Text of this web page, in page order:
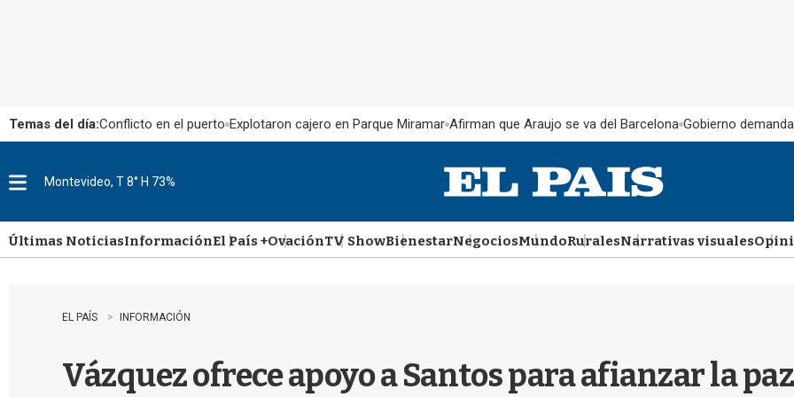
Temas del día:Conflicto en el puerto Explotaron cajero en Parque Miramar Afirman que Araujo se va del Barcelona Gobierno
u
Montevideo, T 8° H 73%
Últimas NoticiasInformaciónEl País +OvaciónTV ShowBienestarNegociosMundoRuralesNarrativas visuales
EL PAÍS INFORMACIÓN
Vázquez ofrece apoyo a Santos para afianzar la paz